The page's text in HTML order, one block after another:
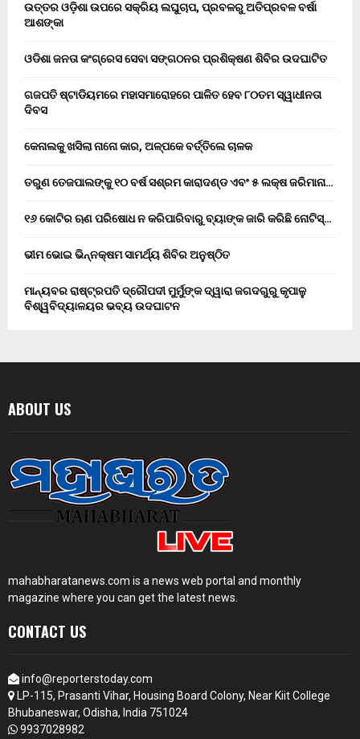
ଉତ୍ତର ଓଡ଼ିଶା ଉପରେ ସକ୍ରିୟ ଲଘୁଚାପ, ପ୍ରବଳରୁ ଅତିପ୍ରବଳ ବର୍ଷା
ଆଶଙ୍କା
ଓଡିଶା ଜନତା କଂଗ୍ରେସ ସେବା ସଙ୍ଗଠନର ପ୍ରଶିକ୍ଷଣ ଶିବିର ଉଦଘାଟିତ
ଗଜପତି ଷ୍ଟାଡିୟମରେ ମହାସମାରୋହରେ ପାଳିତ ହେବ ୮୦ତମ ସ୍ୱାଧୀନତା
ଦିବସ
କେନାଲକୁ ଖସିଲା ନାନୋ କାର, ଅଳ୍ପକେ ବର୍ତ୍ତିଲେ ଚାଳକ
ତରୁଣ ତେଜପାଲଙ୍କୁ ୧୦ ବର୍ଷ ସଶ୍ରମ କାରାଦଣ୍ଡ ଏବଂ ₹୫ ଲକ୍ଷ ଜରିମାନା…
୧୬ କୋଟିର ଋଣ ପରିଷୋଧ ନ କରିପାରିବାରୁ ବ୍ୟାଙ୍କ ଜାରି କରିଛି ନୋଟିସ୍…
ଭୀମ ଭୋଇ ଭିନ୍ନକ୍ଷମ ସାମର୍ଥ୍ୟ ଶିବିର ଅନୁଷ୍ଠିତ
ମାନ୍ୟବର ରାଷ୍ଟ୍ରପତି ଦ୍ରୌପଦୀ ମୁର୍ମୁଙ୍କ ଦ୍ୱାରା ଜଗଦଗୁରୁ କୃପାଳୁ
ବିଶ୍ୱବିଦ୍ୟାଳୟର ଭବ୍ୟ ଉଦଘାଟନ
ABOUT US
mahabharatanews.com is a news web portal and monthly
magazine where you can get the latest news.
CONTACT US
info@reporterstoday.com
LP-115, Prasanti Vihar, Housing Board Colony, Near Kiit College
Bhubaneswar, Odisha, India 751024
9937028982